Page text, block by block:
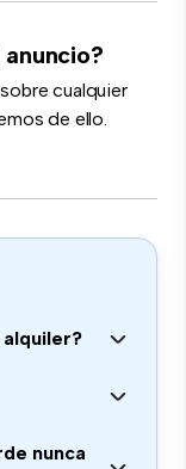
cualquier
de ello.
nunca